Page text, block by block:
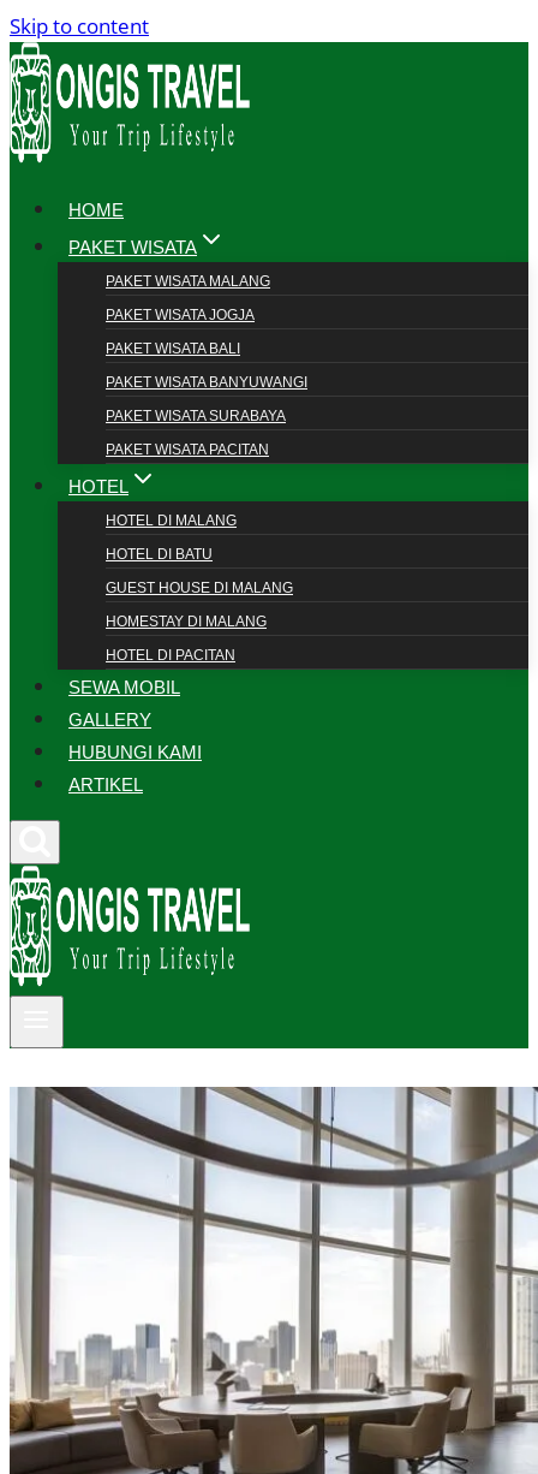
Skip to content
HOME
PAKET WISATA
PAKET WISATA MALANG
PAKET WISATA JOGJA
PAKET WISATA BALI
PAKET WISATA BANYUWANGI
PAKET WISATA SURABAYA
PAKET WISATA PACITAN
HOTEL
HOTEL DI MALANG
HOTEL DI BATU
GUEST HOUSE DI MALANG
HOMESTAY DI MALANG
HOTEL DI PACITAN
SEWA MOBIL
GALLERY
HUBUNGI KAMI
ARTIKEL